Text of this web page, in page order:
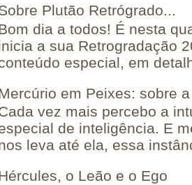
Plutão Retrógrado...
dia a todos! É nesta
a sua Retrogradação
especial, em
em Peixes: sobre
vez mais percebo a
de inteligência. E
leva até ela, essa
o Leão e o Ego